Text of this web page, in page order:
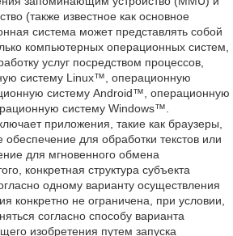
(также известное как основное
система может представлять собой
компьютерных операционных систем,
услуг посредством процессов,
систему Linux™, операционную
систему Android™, операционную
систему Windows™.
приложения, такие как браузеры,
обеспечение для обработки текстов или
для мгновенного обмена
конкретная структура субъекта
одному варианту осуществления
конкретно не ограничена, при условии,
согласно способу варианта
изобретения путем запуска